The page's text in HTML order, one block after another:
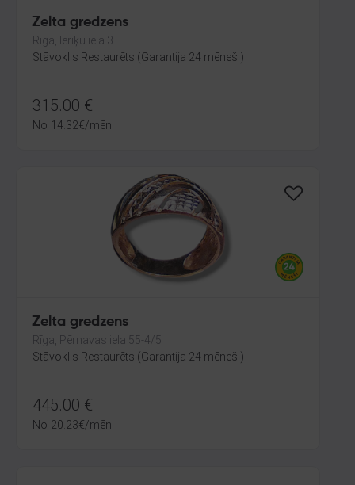
Zelta gredzens
Rīga, Ieriķu iela 3
Stāvoklis Restaurēts (Garantija 24 mēneši)
315.00 €
No 14.32€/mēn.
Zelta gredzens
Rīga, Pērnavas iela 55-4/5
Stāvoklis Restaurēts (Garantija 24 mēneši)
445.00 €
No 20.23€/mēn.